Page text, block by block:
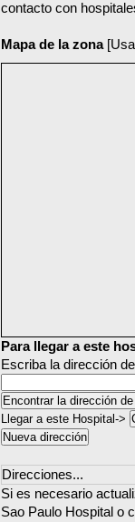
contacto con
Mapa de la zona
Para llegar a este
Escriba la dirección
Llegar a este Hospital->
Direcciones...
Si es necesario
Sao Paulo Hospital o